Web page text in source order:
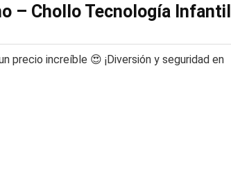
– Chollo Tecnología Infantil
precio increíble 😍 ¡Diversión y seguridad en